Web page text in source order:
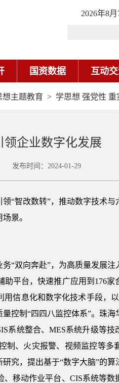
2026年8
国资数据 互动
想主题教育 > 学思想 强党性 重
领企业数字化发展
发布时间：2024-01-29
“智改数转”，推动数字技术
景。
“双向奔赴”，为高质量发展
平台，快速推广应用到176家
信息化和数字化技术手段，
控制“四四八监控体系”。珠
系统整合、MES系统升级等
制、火灾报警、视频监控等多
究，提出基于“数字大脑”的
移动作业平台、CIS系统等数